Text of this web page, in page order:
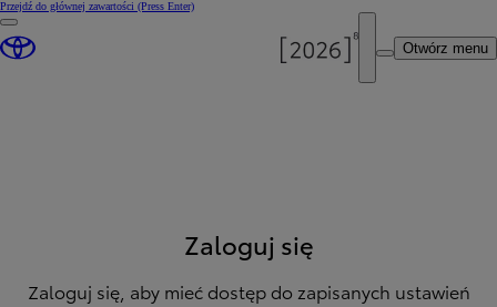
Przejdź do głównej zawartości (Press Enter)
Otwórz menu
Zaloguj się
Zaloguj się, aby mieć dostęp do zapisanych ustawień